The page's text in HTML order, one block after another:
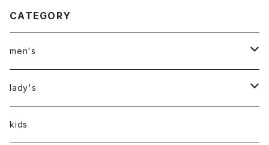
CATEGORY
men's
アウター
トップス
lady's
アウター
kids